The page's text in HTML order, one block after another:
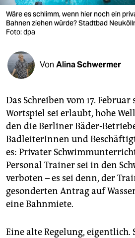
verlag
veranstaltungen
fragen & hilfe
abo
genossenschaft
epaper login
Wäre es schlimm, wenn hier noch ein
Bahnen ziehen würde? Stadtbad
Foto: dpa
Von Alina Schwermer
Das Schreiben vom 17. Februar
Wortspiel sei erlaubt, hohe
den die Berliner Bäder-
BadleiterInnen und
es: Privater
Personal Trainer sei in den
verboten – es sei denn, der
gesonderten Antrag auf
eine Bahnmiete.
Eine alte Regelung, eigentlich.